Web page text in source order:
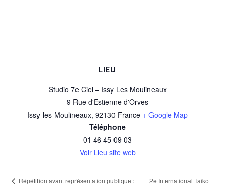
LIEU
Studio 7e Ciel – Issy Les Moulineaux
9 Rue d'Estienne d'Orves
Issy-les-Moulineaux, 92130 France + Google Map
Téléphone
01 46 45 09 03
Voir Lieu site web
Répétition avant représentation publique :
2e International Taiko